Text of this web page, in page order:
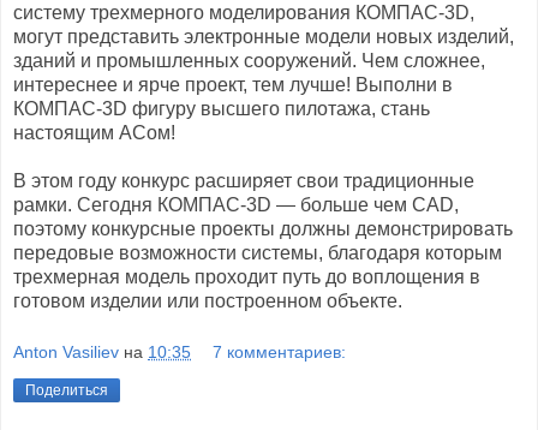
систему трехмерного моделирования КОМПАС-3D,
могут представить электронные модели новых изделий,
зданий и промышленных сооружений. Чем сложнее,
интереснее и ярче проект, тем лучше! Выполни в
КОМПАС-3D фигуру высшего пилотажа, стань
настоящим АСом!
В этом году конкурс расширяет свои традиционные
рамки. Сегодня КОМПАС-3D — больше чем CAD,
поэтому конкурсные проекты должны демонстрировать
передовые возможности системы, благодаря которым
трехмерная модель проходит путь до воплощения в
готовом изделии или построенном объекте.
Anton Vasiliev на 10:35 7 комментариев:
Поделиться